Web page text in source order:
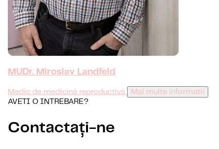
MUDr. Miroslav Landfeld
Medic de medicină reproductivă
Mai multe informatii
AVETI O INTREBARE?
Contactați-ne